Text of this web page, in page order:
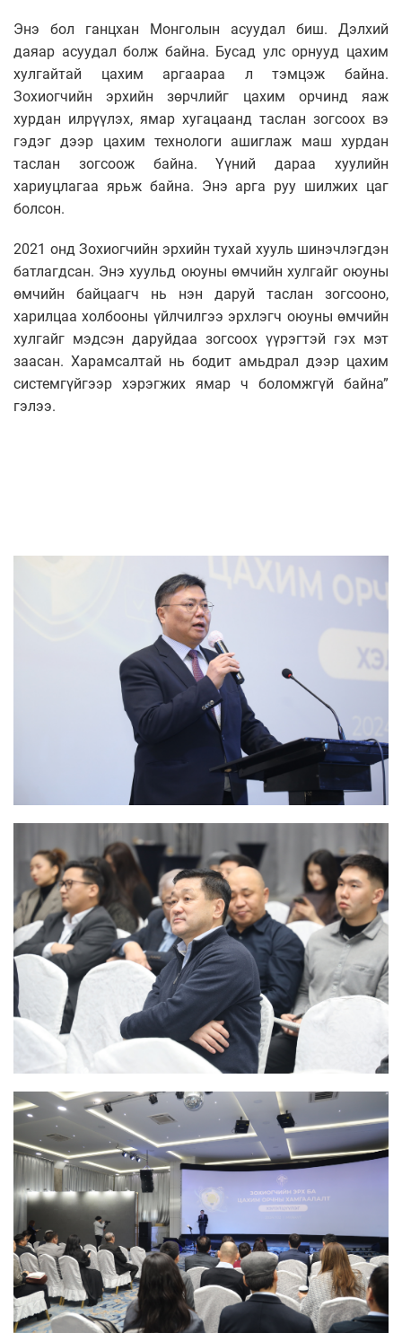
Энэ бол ганцхан Монголын асуудал биш. Дэлхий
даяар асуудал болж байна. Бусад улс орнууд цахим
хулгайтай цахим аргаараа л тэмцэж байна.
Зохиогчийн эрхийн зөрчлийг цахим орчинд яаж
хурдан илрүүлэх, ямар хугацаанд таслан зогсоох вэ
гэдэг дээр цахим технологи ашиглаж маш хурдан
таслан зогсоож байна. Үүний дараа хуулийн
хариуцлагаа ярьж байна. Энэ арга руу шилжих цаг
болсон.
2021 онд Зохиогчийн эрхийн тухай хууль шинэчлэгдэн
батлагдсан. Энэ хуульд оюуны өмчийн хулгайг оюуны
өмчийн байцаагч нь нэн даруй таслан зогсооно,
харилцаа холбооны үйлчилгээ эрхлэгч оюуны өмчийн
хулгайг мэдсэн даруйдаа зогсоох үүрэгтэй гэх мэт
заасан. Харамсалтай нь бодит амьдрал дээр цахим
системгүйгээр хэрэгжих ямар ч боломжгүй байна”
гэлээ.